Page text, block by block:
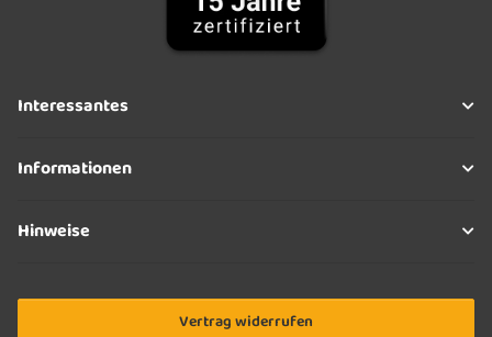
Interessantes
Informationen
Hinweise
Vertrag widerrufen